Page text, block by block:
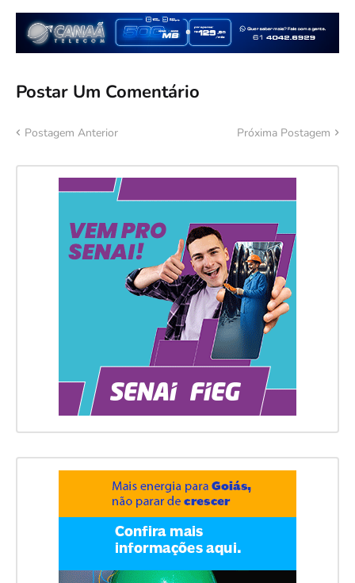
Postar Um Comentário
Postagem Anterior Próxima Postagem